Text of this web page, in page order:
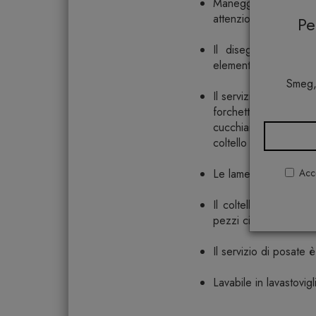
attenzione a ogni
Il disegno
elemento.
Il servizio è
forchetta e
cucchiaio e
coltello per burro;
Le lame dei coltelli
Il coltello per burro
pezzi ciascuno.
Il servizio di posate
Lavabile in